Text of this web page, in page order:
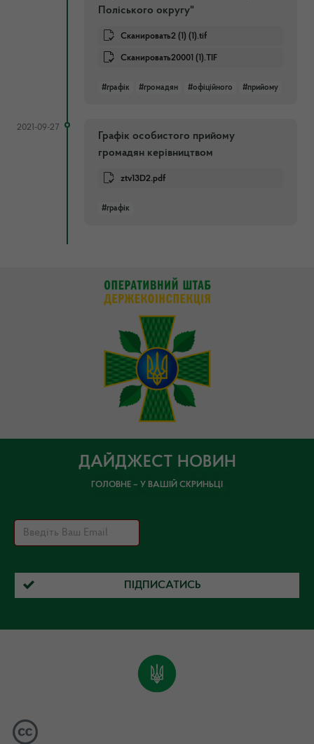
Поліського округу"
Сканировать2 (1) (1).tif
Сканировать20001 (1).TIF
#графік #громадян #офіційного #прийому
2021-09-27
Графік особистого прийому
громадян керівництвом
ztv13D2.pdf
#графік
ДАЙДЖЕСТ НОВИН
ГОЛОВНЕ – У ВАШІЙ СКРИНЬЦІ
ПІДПИСАТИСЬ